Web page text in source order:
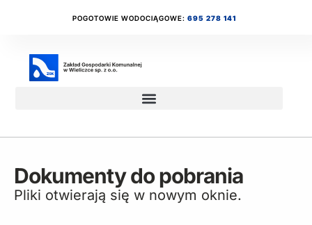
POGOTOWIE WODOCIĄGOWE: 695 278 141
Dokumenty do pobrania
Pliki otwierają się w nowym oknie.